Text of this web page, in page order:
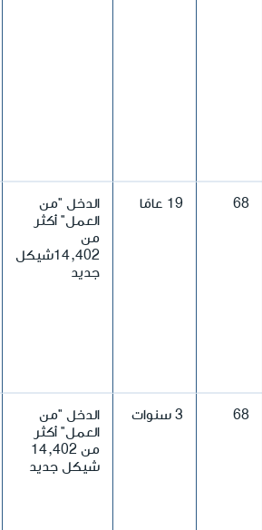
68 19 عامًا
الدخل "من
العمل" أكثر
من
14,402شيكل
جديد
68 3 سنوات
الدخل "من
العمل" أكثر
من 14,402
شيكل جديد